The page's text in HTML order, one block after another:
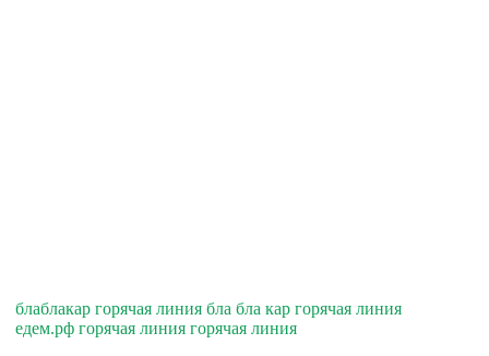
блаблакар горячая линия бла бла кар горячая линия
едем.рф горячая линия горячая линия